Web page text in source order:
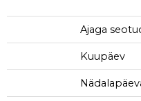
Ajaga
Kuupäev